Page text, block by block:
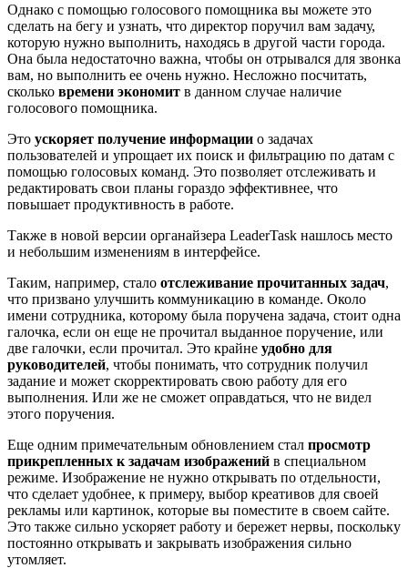
Однако с помощью голосового помощника вы можете это
сделать на бегу и узнать, что директор поручил вам задачу,
которую нужно выполнить, находясь в другой части города.
Она была недостаточно важна, чтобы он отрывался для звонка
вам, но выполнить ее очень нужно. Несложно посчитать,
сколько времени экономит в данном случае наличие
голосового помощника.
Это ускоряет получение информации о задачах
пользователей и упрощает их поиск и фильтрацию по датам с
помощью голосовых команд. Это позволяет отслеживать и
редактировать свои планы гораздо эффективнее, что
повышает продуктивность в работе.
Также в новой версии органайзера LeaderTask нашлось место
и небольшим изменениям в интерфейсе.
Таким, например, стало отслеживание прочитанных задач,
что призвано улучшить коммуникацию в команде. Около
имени сотрудника, которому была поручена задача, стоит одна
галочка, если он еще не прочитал выданное поручение, или
две галочки, если прочитал. Это крайне удобно для
руководителей, чтобы понимать, что сотрудник получил
задание и может скорректировать свою работу для его
выполнения. Или же не сможет оправдаться, что не видел
этого поручения.
Еще одним примечательным обновлением стал просмотр
прикрепленных к задачам изображений в специальном
режиме. Изображение не нужно открывать по отдельности,
что сделает удобнее, к примеру, выбор креативов для своей
рекламы или картинок, которые вы поместите в своем сайте.
Это также сильно ускоряет работу и бережет нервы, поскольку
постоянно открывать и закрывать изображения сильно
утомляет.